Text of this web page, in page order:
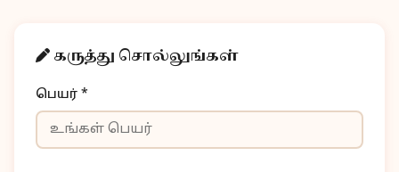
கருத்து சொல்லுங்கள்
பெயர் *